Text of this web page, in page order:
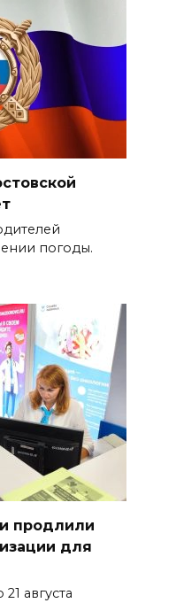
погоды.
продлили
для
августа